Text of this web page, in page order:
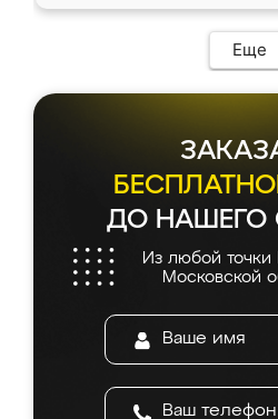
Еще
ДО НАШЕГО
Из любой
Московской